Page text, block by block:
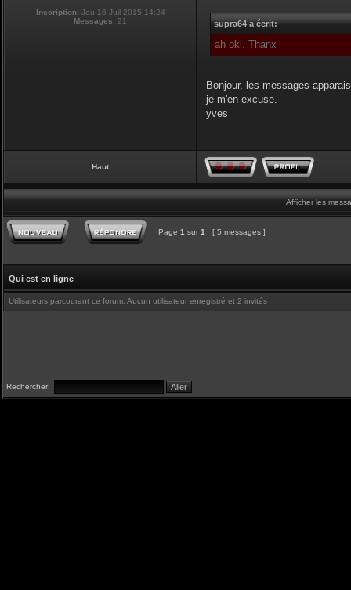
Inscription: Jeu 16 Juil 2015 14:24
Messages: 21 supra64 a écrit:
ah oki. Thanx
Bonjour, les messages
je m'en excuse.
yves
Haut
Afficher les
Page 1 sur 1 [ 5 messages ]
Qui est en ligne
Utilisateurs parcourant ce forum: Aucun utilisateur enregistré et 2 invités
Rechercher: